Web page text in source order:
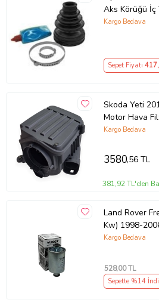
Aks Körüğü
Kargo Bedava
Sepet Fiyatı 417
Skoda Yeti
Motor Hava
1K0129607AL
Kargo Bedava
3580,56 TL
381,92 TL'den
Land Rover
Kw) 1998-
Kargo Bedava
528,00 TL
Sepette %14